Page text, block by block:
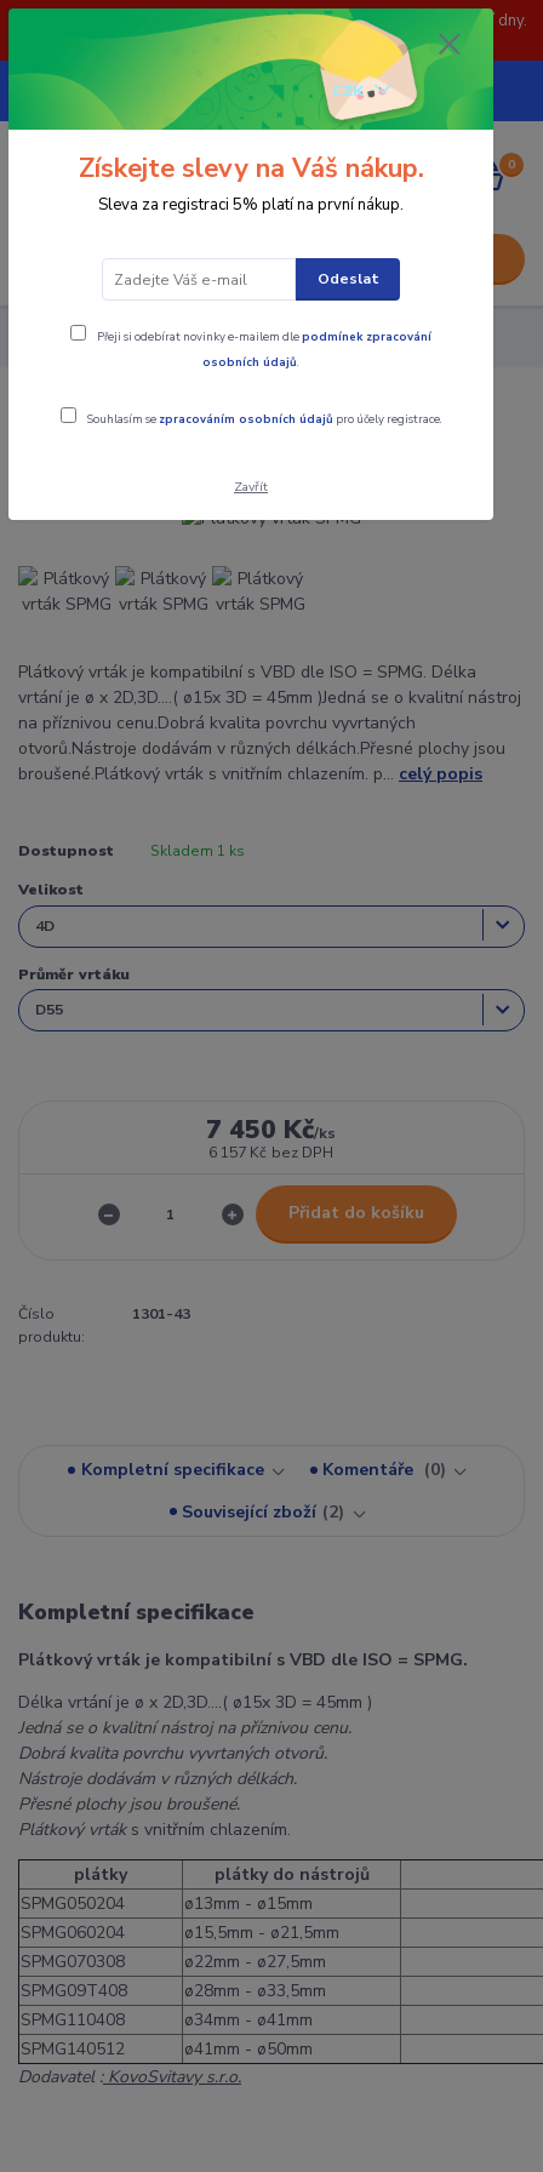
POZOR: 31.7 , 3.8 a 5.8- zavřeno. objednávky odešleme následující dny.
Děkujeme za pochopení.
CZK
739252246
(Po-Pá, 8-15 hod.)
0
0,00 Kč
Nástroje - Kovoobrábění Plátkový vrták SPMG
Plátkový vrták SPMG
Plátkový vrták je kompatibilní s VBD dle ISO = SPMG. Délka
vrtání je ø x 2D,3D....( ø15x 3D = 45mm )Jedná se o kvalitní nástroj
na příznivou cenu.Dobrá kvalita povrchu vyvrtaných
otvorů.Nástroje dodávám v různých délkách.Přesné plochy jsou
broušené.Plátkový vrták s vnitřním chlazením. p... celý popis
Dostupnost Skladem 1 ks
Velikost
Průměr vrtáku
7 450 Kč/ks
6 157 Kč bez DPH
Přidat do košíku
Číslo
produktu:
1301-43
Kompletní specifikace Komentáře
0
Související zboží 2
Kompletní specifikace
Plátkový vrták je kompatibilní s VBD dle ISO = SPMG.
Délka vrtání je ø x 2D,3D....( ø15x 3D = 45mm )
Jedná se o kvalitní nástroj na příznivou cenu.
Dobrá kvalita povrchu vyvrtaných otvorů.
Nástroje dodávám v různých délkách.
Přesné plochy jsou broušené.
Plátkový vrtáks vnitřním chlazením.
plátky
plátky do nástrojů
SPMG050204
ø13mm - ø15mm
SPMG060204
ø15,5mm - ø21,5mm
SPMG070308
ø22mm - ø27,5mm
SPMG09T408
ø28mm - ø33,5mm
SPMG110408
ø34mm - ø41mm
SPMG140512
ø41mm - ø50mm
Dodavatel :KovoSvitavy s.r.o.
Získejte slevy na Váš nákup.
Sleva za registraci 5% platí na první nákup.
Odeslat
Přeji si odebírat novinky e-mailem dlepodmínek zpracování
osobních údajů.
Souhlasím se zpracováním osobních údajů pro účely registrace.
Zavřít